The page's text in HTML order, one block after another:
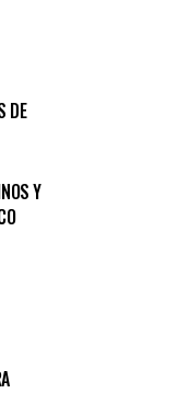
DE
Y